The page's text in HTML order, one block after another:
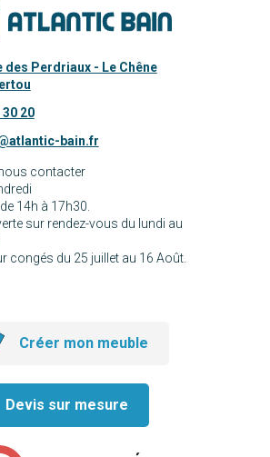
des Perdriaux - Le Chêne
30 20
bain.fr
contacter
14h à 17h30.
sur rendez-vous du lundi au
congés du 25 juillet au 16 Août.
Créer mon meuble
Devis sur mesure